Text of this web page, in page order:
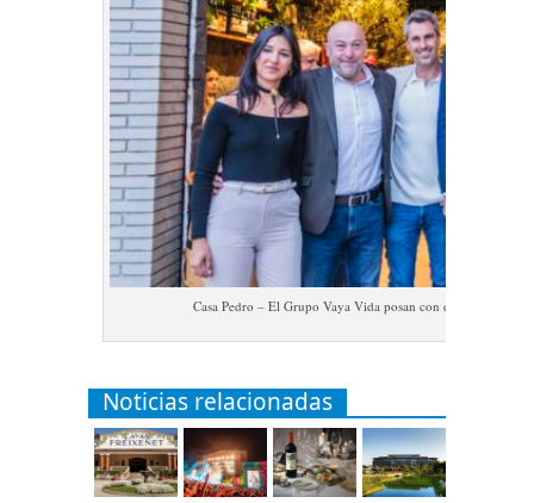
Casa Pedro – El Grupo Vaya Vida posan con el alcalde
Noticias relacionadas